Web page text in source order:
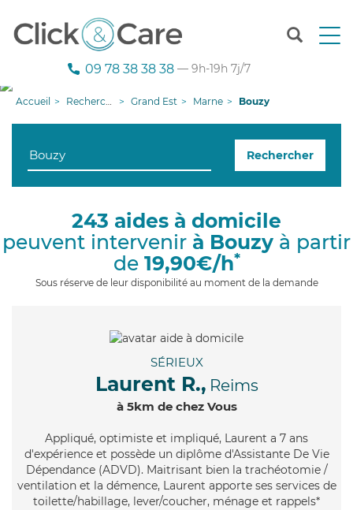
T
n
g
i
09 78 38 38 38 — 9h-19h 7j/7
Accueil Recherche aide à domicile Grand Est Marne Bouzy
Rechercher
243 aides à domicile
peuvent intervenir à Bouzy à partir
de 19,90€/h*
Sous réserve de leur disponibilité au moment de la demande
SÉRIEUX
Laurent R., Reims
à 5km de chez Vous
Appliqué, optimiste et impliqué, Laurent a 7 ans
d'expérience et possède un diplôme d'Assistante De Vie
Dépendance (ADVD). Maitrisant bien la trachéotomie /
ventilation et la démence, Laurent apporte ses services de
toilette/habillage, lever/coucher, ménage et rappels*